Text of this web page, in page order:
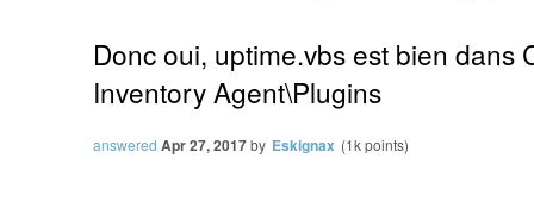
Donc oui, uptime.vbs est bien dans
Inventory Agent\Plugins
answered Apr 27, 2017by Eskignax (1kpoints)